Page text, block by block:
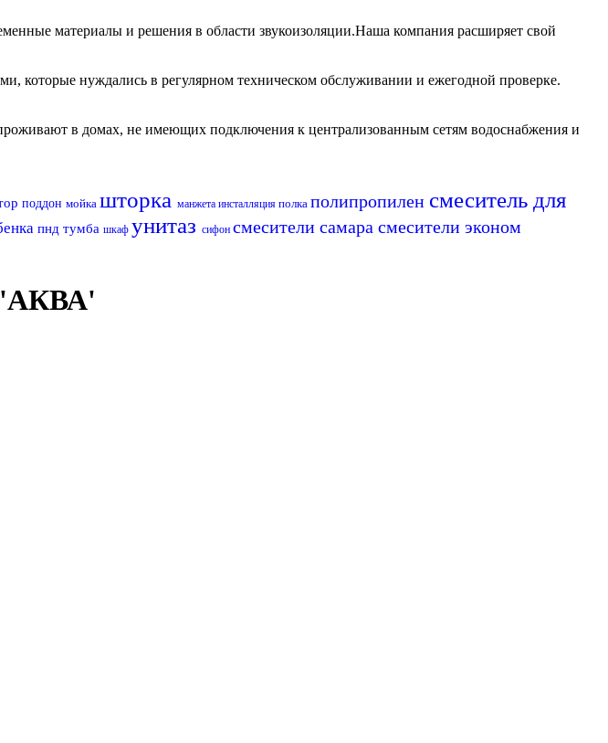
материалы и решения в области звукоизоляции.Наша компания расширяет свой
которые нуждались в регулярном техническом обслуживании и ежегодной проверке.
в домах, не имеющих подключения к централизованным сетям водоснабжения и
поддон мойка шторка манжета инсталляция полка полипропилен смеситель для
пнд тумба шкаф унитаз сифон смесители самара смесители эконом
'АКВА'